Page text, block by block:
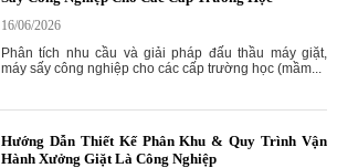
16/06/2026
Phân tích nhu cầu và giải pháp đấu thầu máy giặt,
máy sấy công nghiệp cho các cấp trường học (mầm...
Hướng Dẫn Thiết Kế Phân Khu & Quy Trình Vận
Hành Xưởng Giặt Là Công Nghiệp